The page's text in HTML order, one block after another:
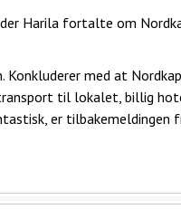
Harila fortalte om
med at
til lokalet, billig
er tilbakemeldingen